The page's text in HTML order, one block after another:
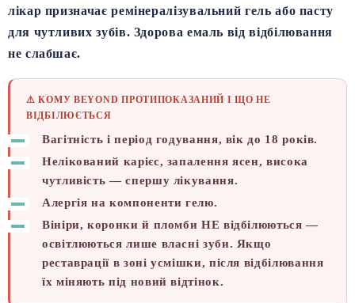
лікар призначає ремінералізувальний гель або пасту
для чутливих зубів. Здорова емаль від відбілювання
не слабшає.
⚠ КОМУ BEYOND ПРОТИПОКАЗАНИЙ І ЩО НЕ
ВІДБІЛЮЄТЬСЯ
Вагітність і період годування, вік до 18 років.
Нелікований карієс, запалення ясен, висока
чутливість — спершу лікування.
Алергія на компоненти гелю.
Вініри, коронки й пломби НЕ відбілюються —
освітлюються лише власні зуби. Якщо
реставрації в зоні усмішки, після відбілювання
їх міняють під новий відтінок.